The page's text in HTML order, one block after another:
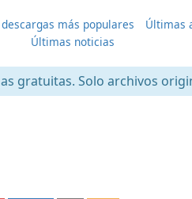
descargas más populares
Últimas
Últimas noticias
gratuitas. Solo archivos